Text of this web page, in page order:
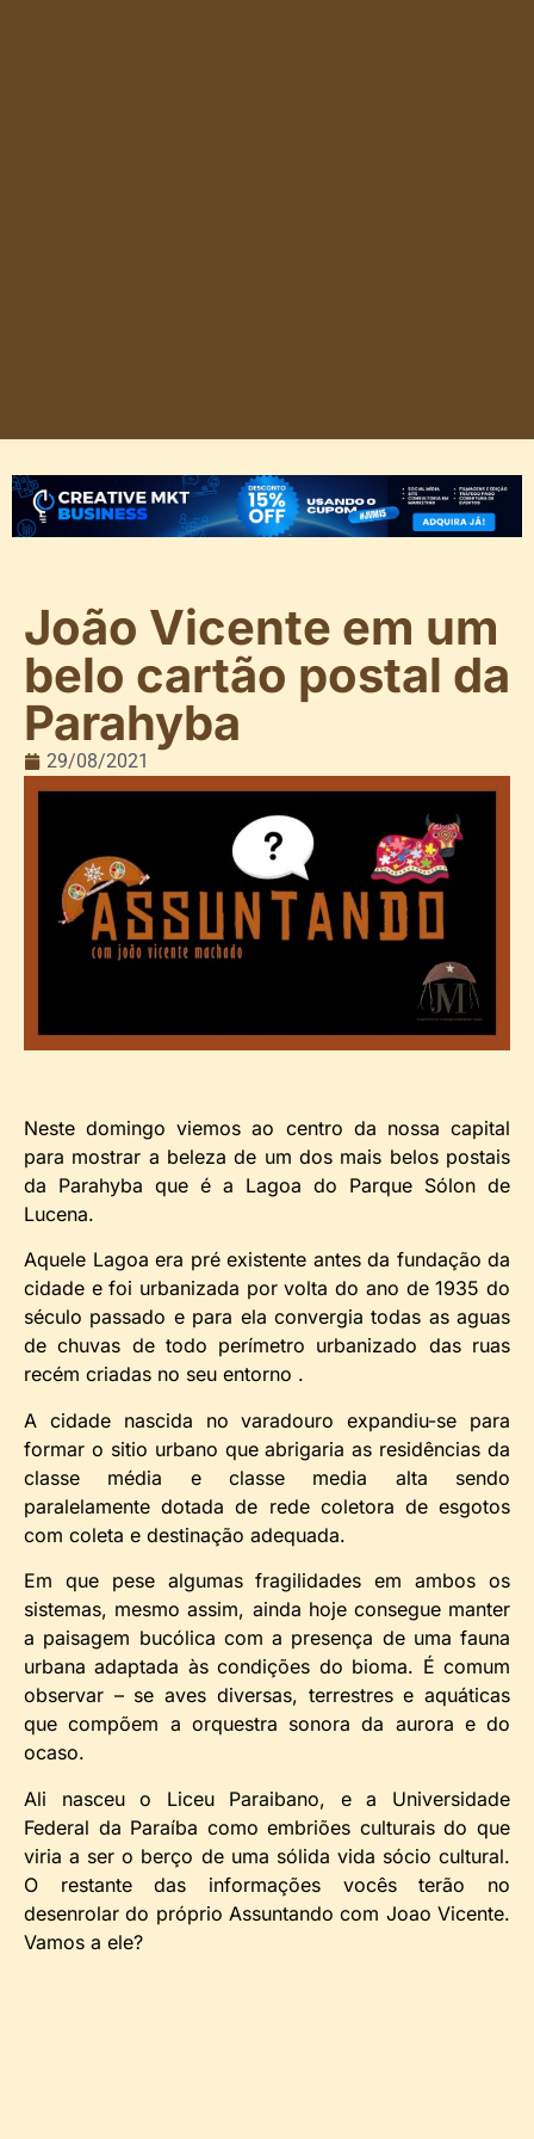
João Vicente em um
belo cartão postal da
Parahyba
29/08/2021
Neste domingo viemos ao centro da nossa capital
para mostrar a beleza de um dos mais belos postais
da Parahyba que é a Lagoa do Parque Sólon de
Lucena.
Aquele Lagoa era pré existente antes da fundação da
cidade e foi urbanizada por volta do ano de 1935 do
século passado e para ela convergia todas as aguas
de chuvas de todo perímetro urbanizado das ruas
recém criadas no seu entorno .
A cidade nascida no varadouro expandiu-se para
formar o sitio urbano que abrigaria as residências da
classe média e classe media alta sendo
paralelamente dotada de rede coletora de esgotos
com coleta e destinação adequada.
Em que pese algumas fragilidades em ambos os
sistemas, mesmo assim, ainda hoje consegue manter
a paisagem bucólica com a presença de uma fauna
urbana adaptada às condições do bioma. É comum
observar – se aves diversas, terrestres e aquáticas
que compõem a orquestra sonora da aurora e do
ocaso.
Ali nasceu o Liceu Paraibano, e a Universidade
Federal da Paraíba como embriões culturais do que
viria a ser o berço de uma sólida vida sócio cultural.
O restante das informações vocês terão no
desenrolar do próprio Assuntando com Joao Vicente.
Vamos a ele?